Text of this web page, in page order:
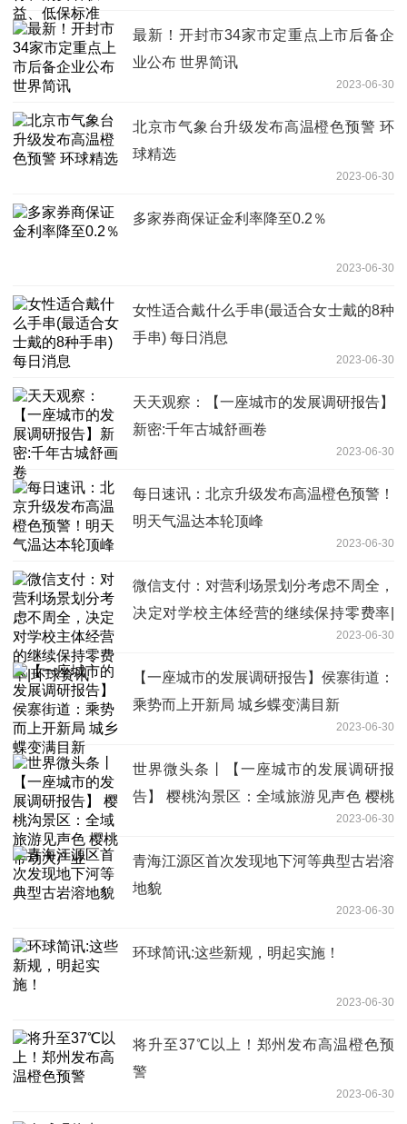
最新！开封市34家市定重点上市后备企
业公布 世界简讯
2023-06-30
北京市气象台升级发布高温橙色预警 环
球精选
2023-06-30
多家券商保证金利率降至0.2％
2023-06-30
女性适合戴什么手串(最适合女士戴的8种
手串) 每日消息
2023-06-30
天天观察：【一座城市的发展调研报告】
新密:千年古城舒画卷
2023-06-30
每日速讯：北京升级发布高温橙色预警！
明天气温达本轮顶峰
2023-06-30
微信支付：对营利场景划分考虑不周全，
决定对学校主体经营的继续保持零费率|
2023-06-30
【一座城市的发展调研报告】侯寨街道：
乘势而上开新局 城乡蝶变满目新
2023-06-30
世界微头条丨【一座城市的发展调研报
告】 樱桃沟景区：全域旅游见声色 樱桃
2023-06-30
青海江源区首次发现地下河等典型古岩溶
地貌
2023-06-30
环球简讯:这些新规，明起实施！
2023-06-30
将升至37℃以上！郑州发布高温橙色预
警
2023-06-30